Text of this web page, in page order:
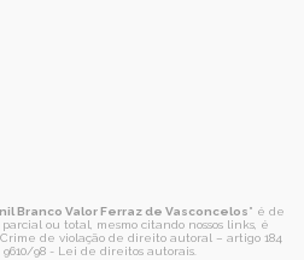
Branco Valor Ferraz de Vasconcelos" é de
ou total, mesmo citando nossos links, é
de violação de direito autoral – artigo 184
9610/98 - Lei de direitos autorais.